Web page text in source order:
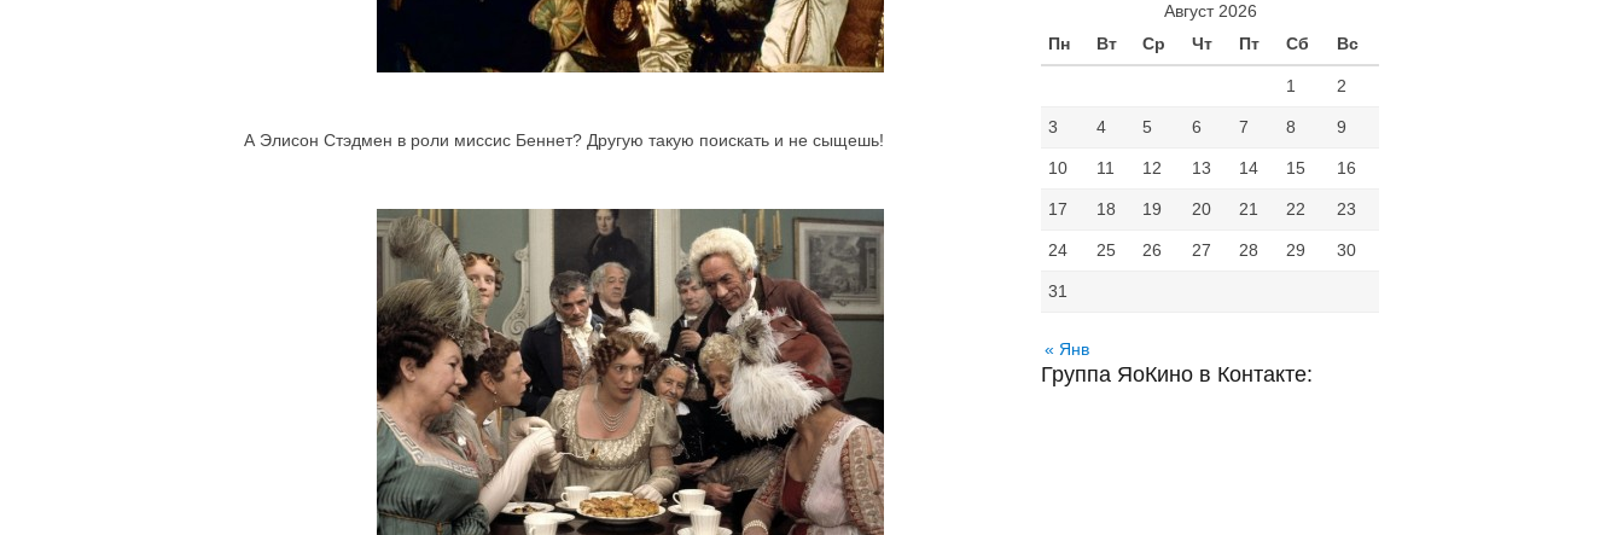
А Элисон Стэдмен в роли миссис Беннет? Другую такую поискать и не сыщешь!
Август 2026
Пн
Вт Ср Чт Пт Сб Вс
1 2
3 4 5 6 7 8 9
10 11 12 13 14 15 16
17 18 19 20 21 22 23
24 25 26 27 28 29 30
31
« Янв
Группа ЯоКино в Контакте: